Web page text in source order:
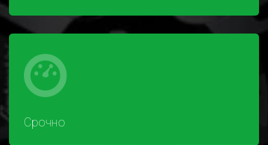
Срочно